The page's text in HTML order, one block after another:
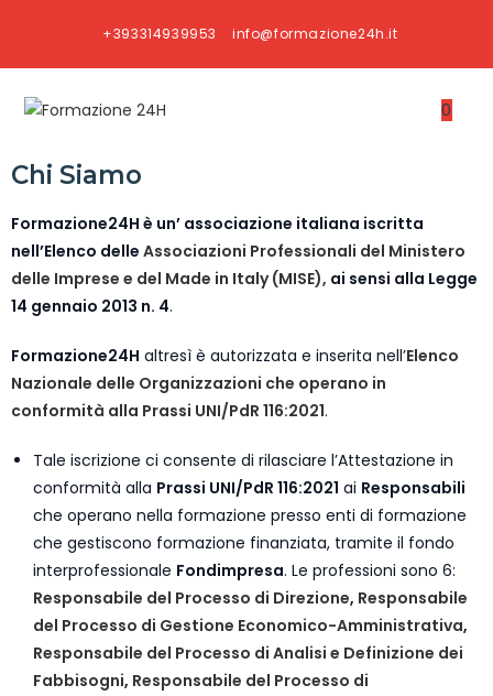
+393314939953 info@formazione24h.it
0
Chi Siamo
Formazione24H è un’ associazione italiana iscritta
nell’Elenco delle Associazioni Professionali del Ministero
delle Imprese e del Made in Italy (MISE), ai sensi alla Legge
14 gennaio 2013 n. 4.
Formazione24H altresì è autorizzata e inserita nell’Elenco
Nazionale delle Organizzazioni che operano in
conformità alla Prassi UNI/PdR 116:2021.
Tale iscrizione ci consente di rilasciare l’Attestazione in
conformità alla Prassi UNI/PdR 116:2021 ai Responsabili
che operano nella formazione presso enti di formazione
che gestiscono formazione finanziata, tramite il fondo
interprofessionale Fondimpresa. Le professioni sono 6:
Responsabile del Processo di Direzione, Responsabile
del Processo di Gestione Economico-Amministrativa,
Responsabile del Processo di Analisi e Definizione dei
Fabbisogni, Responsabile del Processo di